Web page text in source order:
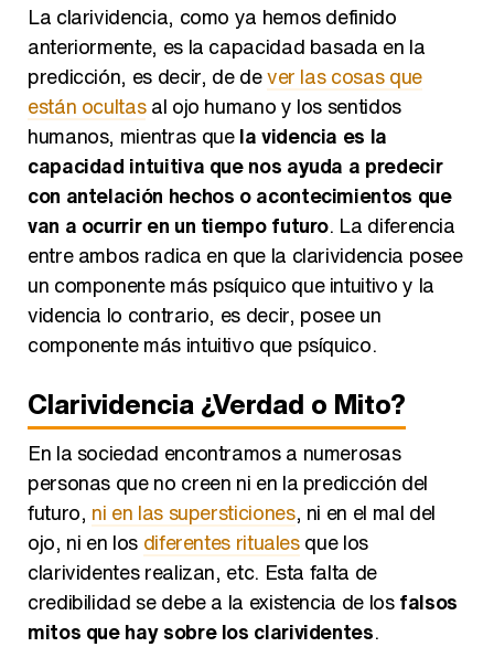
La clarividencia, como ya hemos definido
anteriormente, es la capacidad basada en la
predicción, es decir, de dever las cosas que
están ocultasal ojo humano y los sentidos
humanos, mientras quela videncia es la
capacidad intuitiva que nos ayuda a predecir
con antelación hechos o acontecimientos que
van a ocurrir en un tiempo futuro. La diferencia
entre ambos radica en que la clarividencia posee
un componente más psíquico que intuitivo y la
videncia lo contrario, es decir, posee un
componente más intuitivo que psíquico.
Clarividencia ¿Verdad o Mito?
En la sociedad encontramos a numerosas
personas que no creen ni en la predicción del
futuro, ni en las supersticiones, ni en el mal del
ojo, ni en los diferentes ritualesque los
clarividentes realizan, etc. Esta falta de
credibilidad se debe a la existencia de losfalsos
mitos que hay sobre los clarividentes.